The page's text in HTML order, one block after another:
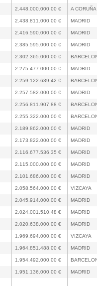
2.448.000.000,00 € A CORUÑA
2.438.811.000,00 € MADRID
2.416.590.000,00 € MADRID
2.385.595.000,00 € MADRID
2.302.365.000,00 €
2.275.477.000,00 € MADRID
2.259.122.639,42 €
2.257.582.000,00 € MADRID
2.256.811.907,88 €
2.255.322.000,00 €
2.189.862.000,00 € MADRID
2.173.822.000,00 € MADRID
2.116.677.536,35 € MADRID
2.115.000.000,00 € MADRID
2.101.686.000,00 € MADRID
2.058.564.000,00 € VIZCAYA
2.045.914.000,00 € MADRID
2.024.001.510,48 € MADRID
2.020.638.000,00 € MADRID
1.969.694.000,00 € VIZCAYA
1.964.851.488,00 € MADRID
1.954.492.000,00 €
1.951.136.000,00 € MADRID